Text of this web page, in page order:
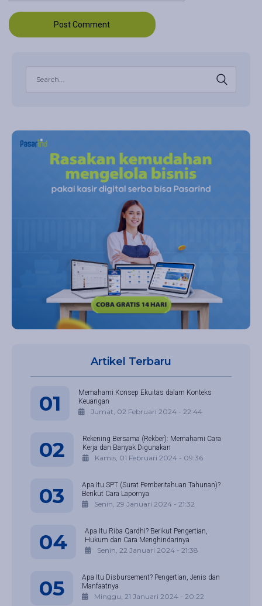
Post Comment
Artikel Terbaru
01
Memahami Konsep Ekuitas dalam Konteks
Keuangan
Jumat, 02 Februari 2024 - 22:44
02
Rekening Bersama (Rekber): Memahami Cara
Kerja dan Banyak Digunakan
Kamis, 01 Februari 2024 - 09:36
03
Apa Itu SPT (Surat Pemberitahuan Tahunan)?
Berikut Cara Lapornya
Senin, 29 Januari 2024 - 21:32
04
Apa Itu Riba Qardhi? Berikut Pengertian,
Hukum dan Cara Menghindarinya
Senin, 22 Januari 2024 - 21:38
05
Apa Itu Disbursement? Pengertian, Jenis dan
Manfaatnya
Minggu, 21 Januari 2024 - 20:22